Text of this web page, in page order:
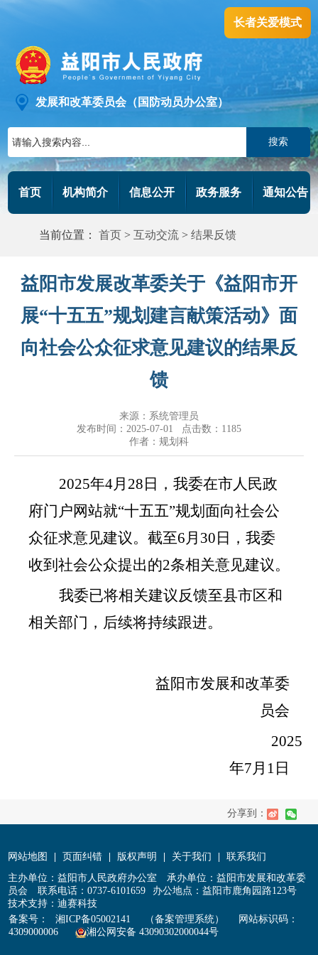
长者关爱模式
发展和改革委员会（国防动员办公室）
搜索
首页 机构简介 信息公开 政务服务 通知公告
当前位置： 首页 > 互动交流 > 结果反馈
益阳市发展改革委关于《益阳市开
展“十五五”规划建言献策活动》面
向社会公众征求意见建议的结果反
馈
来源：系统管理员
发布时间：2025-07-01 点击数： 1185
作者：规划科
2025年4月 28 日，我委在市人民政
府门户网站就“十五五”规划 面向社会公
众征求意见建议。截至6 月 30 日，我委
收到社会公众提出的2条相关意见建议。
我委已将相关建议反馈至县市区和
相关部门，后续将持续跟进。
益阳市发展和改革委
员会
2025
年7 月 1 日
分享到：
网站地图 | 页面纠错 | 版权声明 | 关于我们 |
联系我们
主办单位：益阳市人民政府办公室
承办单位：益阳市发展和改革委
员会
联系电话：0737-6101659
办公地点：益阳市鹿角园路123号
技术支持：迪赛科技
备案号：
湘ICP备05002141 （备案管理系统）
网站标识码：
4309000006
湘公网安备 43090302000044号